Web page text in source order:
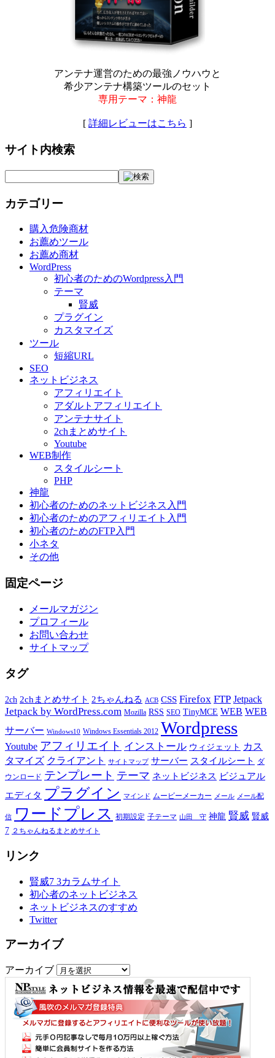
アンテナ運営のための最強ノウハウと
希少アンテナ構築ツールのセット
専用テーマ：神龍
[ 詳細レビューはこちら ]
サイト内検索
カテゴリー
購入危険商材
お薦めツール
お薦め商材
WordPress
初心者のためのWordpress入門
テーマ
賢威
プラグイン
カスタマイズ
ツール
短縮URL
SEO
ネットビジネス
アフィリエイト
アダルトアフィリエイト
アンテナサイト
2chまとめサイト
Youtube
WEB制作
スタイルシート
PHP
神龍
初心者のためのネットビジネス入門
初心者のためのアフィリエイト入門
初心者のためのFTP入門
小ネタ
その他
固定ページ
メールマガジン
プロフィール
お問い合わせ
サイトマップ
タグ
2ch 2chまとめサイト 2ちゃんねる ACB CSS Firefox FTP Jetpack
Jetpack by WordPress.com Mozilla RSS SEO TinyMCE WEB WEB
サーバー Windows10 Windows Essentials 2012 Wordpress
Youtube アフィリエイト インストール ウィジェット カス
タマイズ クライアント サイトマップ サーバー スタイルシート ダ
ウンロード テンプレート テーマ ネットビジネス ビジュアル
エディタ プラグイン マインド ムービーメーカー メール メール配
信 ワードプレス 初期設定 子テーマ 山田 守 神龍 賢威 賢威
7 ２ちゃんねるまとめサイト
リンク
賢威7 3カラムサイト
初心者のネットビジネス
ネットビジネスのすすめ
Twitter
アーカイブ
アーカイブ